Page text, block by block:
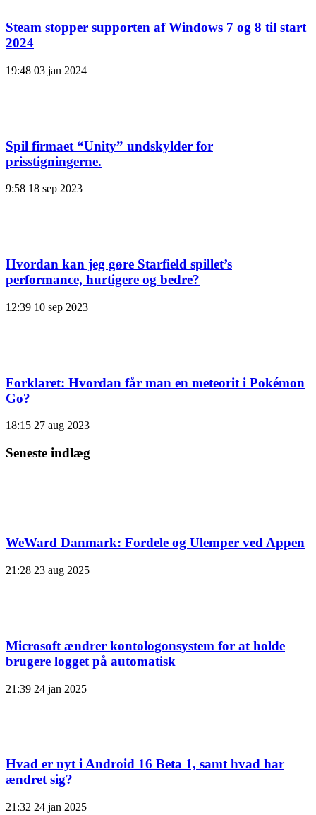
Steam stopper supporten af ​​Windows 7 og 8 til start
2024
19:48 03 jan 2024
Spil firmaet “Unity” undskylder for
prisstigningerne.
9:58 18 sep 2023
Hvordan kan jeg gøre Starfield spillet’s
performance, hurtigere og bedre?
12:39 10 sep 2023
Forklaret: Hvordan får man en meteorit i Pokémon
Go?
18:15 27 aug 2023
Seneste indlæg
WeWard Danmark: Fordele og Ulemper ved Appen
21:28 23 aug 2025
Microsoft ændrer kontologonsystem for at holde
brugere logget på automatisk
21:39 24 jan 2025
Hvad er nyt i Android 16 Beta 1, samt hvad har
ændret sig?
21:32 24 jan 2025